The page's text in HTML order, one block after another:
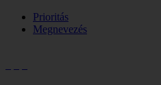
Prioritás
Megnevezés